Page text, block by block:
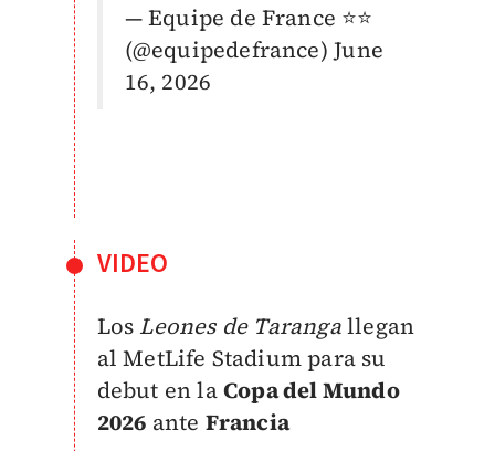
— Equipe de France ⭐⭐
(@equipedefrance)June
16, 2026
VIDEO
Los Leones de Tarangallegan
al MetLife Stadium para su
debut en laCopa del Mundo
2026 ante Francia